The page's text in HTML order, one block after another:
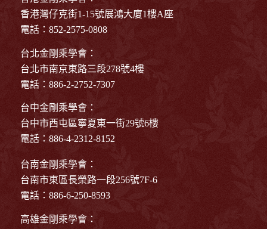
香港灣仔克街1-15號展鴻大廈1樓A座
電話：852-2575-0808
台北金剛乘學會：
台北市南京東路三段278號4樓
電話：886-2-2752-7307
台中金剛乘學會：
台中市西屯區寧夏東一街29號6樓
電話：886-4-2312-8152
台南金剛乘學會：
台南市東區長榮路一段256號7F-6
電話：886-6-250-8593
高雄金剛乘學會：